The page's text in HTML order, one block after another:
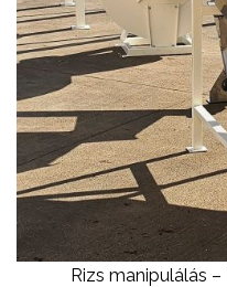
Rizs manipulálás